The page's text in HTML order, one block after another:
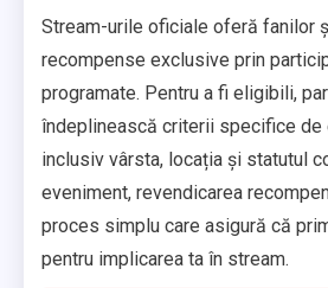
Stream-urile oficiale oferă fanilor
recompense exclusive prin
programate. Pentru a fi eligibili,
îndeplinească criterii specifice
inclusiv vârsta, locația și statutul
eveniment, revendicarea
proces simplu care asigură că
pentru implicarea ta în stream.